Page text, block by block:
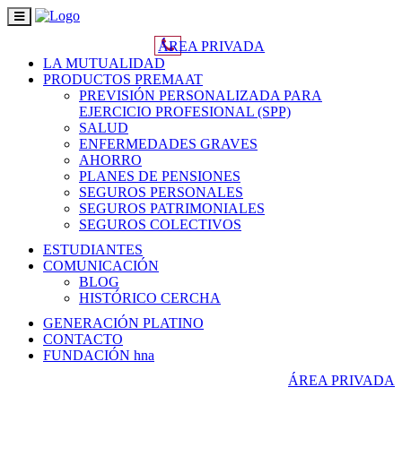
Toggle
navigation
ÁREA PRIVADA
LA MUTUALIDAD
PRODUCTOS PREMAAT
PREVISIÓN PERSONALIZADA PARA
EJERCICIO PROFESIONAL (SPP)
SALUD
ENFERMEDADES GRAVES
AHORRO
PLANES DE PENSIONES
SEGUROS PERSONALES
SEGUROS PATRIMONIALES
SEGUROS COLECTIVOS
ESTUDIANTES
COMUNICACIÓN
BLOG
HISTÓRICO CERCHA
GENERACIÓN PLATINO
CONTACTO
FUNDACIÓN hna
ÁREA PRIVADA